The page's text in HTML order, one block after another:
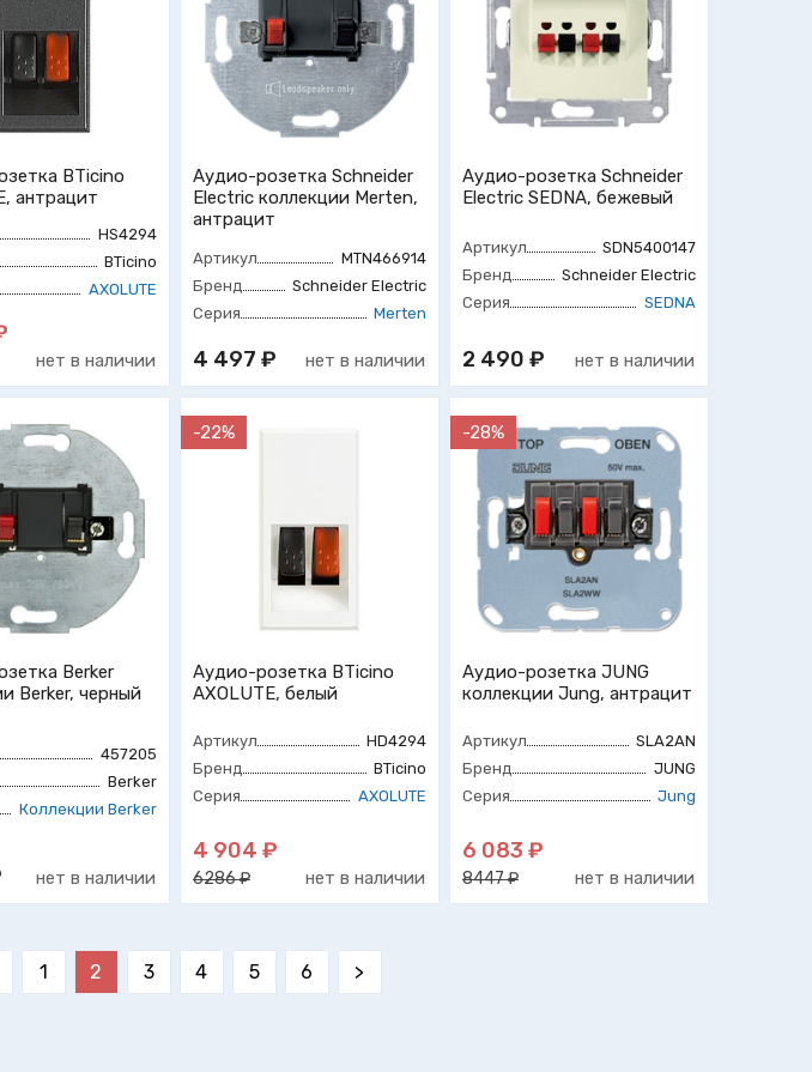
BTicino
антрацит
HS4294
BTicino
AXOLUTE
нет в наличии
Аудио-розетка Schneider
Electric коллекции Merten,
антрацит
Артикул
MTN466914
Бренд
Schneider Electric
Серия
Merten
4 497 ₽ нет в наличии
Аудио-розетка Schneider
Electric SEDNA, бежевый
Артикул
SDN5400147
Бренд
Schneider Electric
Серия
SEDNA
2 490 ₽ нет в наличии
Berker
Berker, черный
457205
Berker
Коллекции Berker
нет в наличии
-22%
Аудио-розетка BTicino
AXOLUTE, белый
Артикул
HD4294
Бренд
BTicino
Серия
AXOLUTE
4 904 ₽
6286 ₽ нет в наличии
-28%
Аудио-розетка JUNG
коллекции Jung, антрацит
Артикул
SLA2AN
Бренд
JUNG
Серия
Jung
6 083 ₽
8447 ₽ нет в наличии
1 2 3 4 5 6 >